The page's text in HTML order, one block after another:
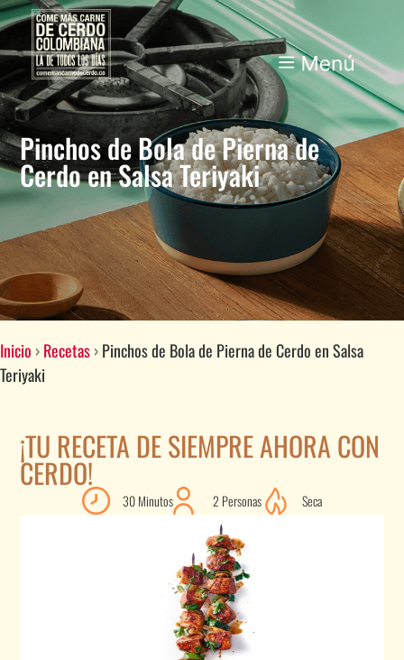
Pinchos de Bola de Pierna de
Cerdo en Salsa Teriyaki
Inicio ›Recetas›Pinchos de Bola de Pierna de Cerdo en Salsa
Teriyaki
¡TU RECETA DE SIEMPRE AHORA CON
CERDO!
30 Minutos 2 Personas Seca